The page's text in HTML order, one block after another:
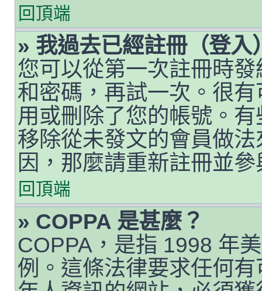
回頂端
» 我過去已經註冊（登
您可以從第一次註冊時
和密碼，再試一次。很
用或刪除了您的帳號。
移除從未發文的會員做
因，那麼請重新註冊並
回頂端
» COPPA 是甚麼？
COPPA，是指 1998 年
例。這條法律要求任何